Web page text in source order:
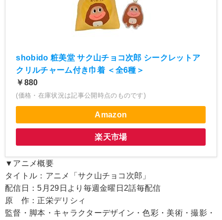
shobido 粧美堂 サク山チョコ次郎 シークレットア
クリルチャーム付き巾着 ＜全6種＞
￥880
(価格・在庫状況は記事公開時点のものです)
Amazon
楽天市場
▼アニメ概要
タイトル：アニメ「サク山チョコ次郎」
配信日：5月29日より毎週金曜日2話毎配信
原 作：正栄デリシィ
監督・脚本・キャラクターデザイン・色彩・美術・撮影・